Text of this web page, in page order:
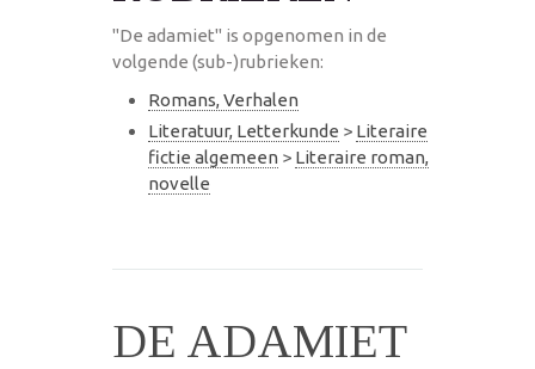
"De adamiet" is opgenomen in de
volgende (sub-)rubrieken:
Romans, Verhalen
Literatuur, Letterkunde > Literaire
fictie algemeen > Literaire roman,
novelle
DE ADAMIET